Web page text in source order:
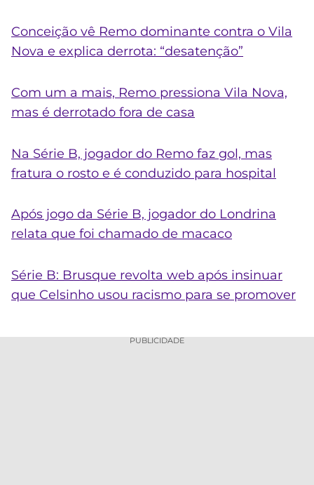
Conceição vê Remo dominante contra o Vila
Nova e explica derrota: “desatenção”
Com um a mais, Remo pressiona Vila Nova,
mas é derrotado fora de casa
Na Série B, jogador do Remo faz gol, mas
fratura o rosto e é conduzido para hospital
Após jogo da Série B, jogador do Londrina
relata que foi chamado de macaco
Série B: Brusque revolta web após insinuar
que Celsinho usou racismo para se promover
PUBLICIDADE